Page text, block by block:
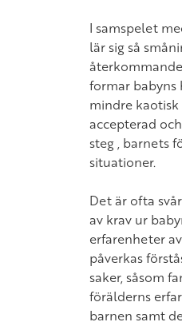
I samspelet
lär sig så
formar babyns
mindre kaotisk
accepterad
steg , barnets
situationer.
Det är ofta
av krav ur
erfarenheter
påverkas
saker, såsom
förälderns
barnen samt